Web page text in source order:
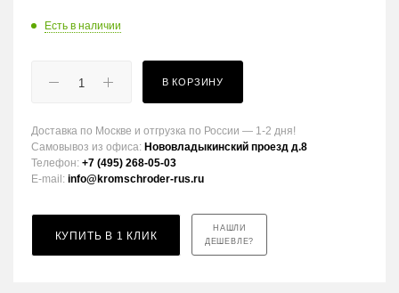
Есть в наличии
В КОРЗИНУ
Доставка по Москве и отгрузка по России — 1-2 дня!
Самовывоз из офиса: Нововладыкинский проезд д.8
Телефон: +7 (495) 268-05-03
E-mail: info@kromschroder-rus.ru
КУПИТЬ В 1 КЛИК
НАШЛИ
ДЕШЕВЛЕ?